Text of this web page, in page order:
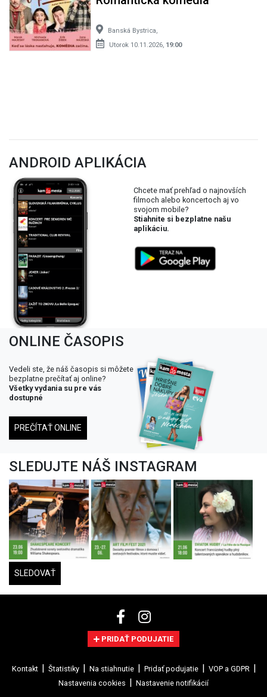
Banská Bystrica,
Utorok 10.11.2026, 19:00
ANDROID APLIKÁCIA
Chcete mať prehľad o najnovších
filmoch alebo koncertoch aj vo
svojom mobile?
Stiahnite si bezplatne našu
aplikáciu.
ONLINE ČASOPIS
Vedeli ste, že náš časopis si môžete
bezplatne prečítať aj online?
Všetky vydania su pre vás
dostupné
PREČÍTAŤ ONLINE
SLEDUJTE NÁŠ INSTAGRAM
SLEDOVAŤ
PRIDAŤ PODUJATIE
Kontakt Štatistiky Na stiahnutie Pridať podujatie
VOP a GDPR
Nastavenia cookies
Nastavenie notifikácií